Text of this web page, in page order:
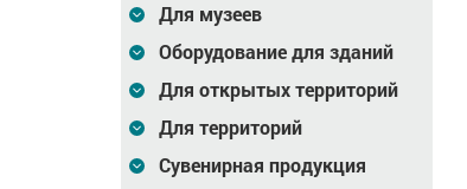
Для музеев
Оборудование для зданий
Для открытых территорий
Для территорий
Сувенирная продукция